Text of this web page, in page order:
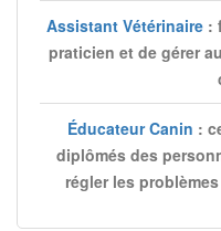
Assistant Vétérinaire :
praticien et de gérer
Éducateur Canin :
diplômés des
régler les